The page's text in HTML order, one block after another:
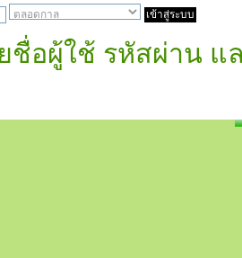
ชื่อผู้ใช้ รหัสผ่าน แ